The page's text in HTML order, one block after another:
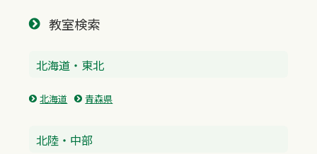
教室検索
北海道・東北
北海道 青森県
北陸・中部